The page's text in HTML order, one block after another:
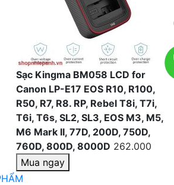
Sạc Kingma BM058 LCD for
Canon LP-E17 EOS R10, R100,
R50, R7, R8. RP, Rebel T8i, T7i,
T6i, T6s, SL2, SL3, EOS M3, M5,
M6 Mark II, 77D, 200D, 750D,
760D, 800D, 8000D 262.000
Mua ngay